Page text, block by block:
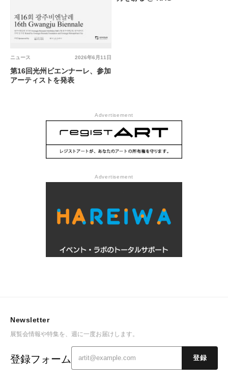
2026年6月11日
ニュース
第16回光州ビエンナーレ、参加
アーティストを発表
Advertisement
Advertisement
Newsletter
展覧会情報や特集を、週に一度お届けします。
登録フォーム 登録